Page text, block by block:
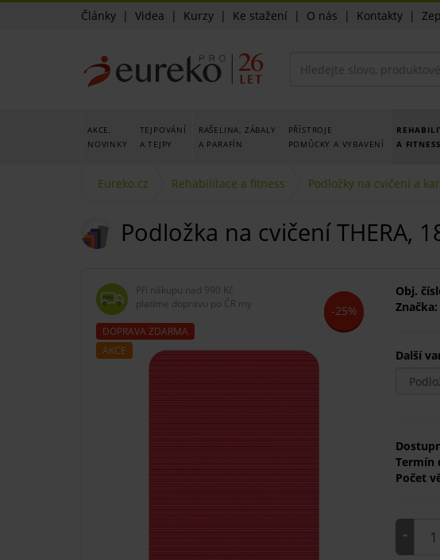
Články | Videa | Kurzy | Ke stažení | O nás | Kontakty |
AKCE,
NOVINKY
TEJPOVÁNÍ
A TEJPY
RAŠELINA, ZÁBALY
A PARAFÍN
PŘÍSTROJE
POMŮCKY A VYBAVENÍ
A FITNESS
Eureko.cz Rehabilitace a fitness Podložky na cvičení a
Podložka na cvičení THERA,
Při nákupu nad 990 Kč
platíme dopravu po ČR my
DOPRAVA ZDARMA
AKCE
-25%
Obj.
Značka:
Další
Termín
Počet
-